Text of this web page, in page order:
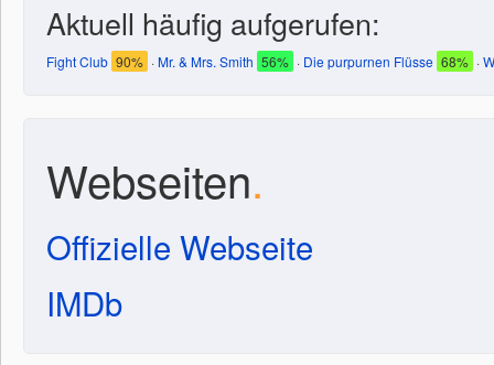
Aktuell häufig aufgerufen:
Fight Club 90% ·Mr. & Mrs. Smith 56% · Die purpurnen Flüsse 68% ·
Webseiten.
Offizielle Webseite
IMDb